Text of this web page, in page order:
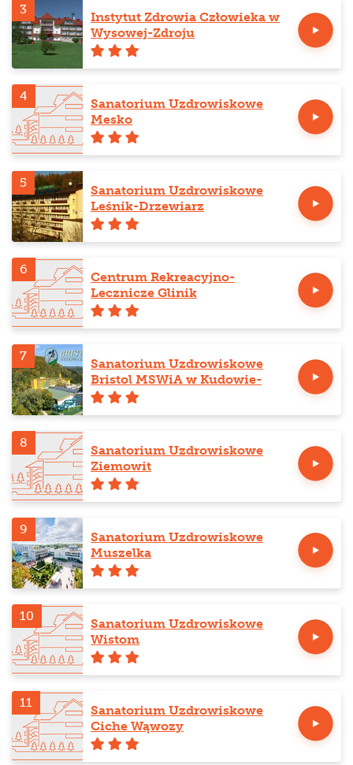
3
Instytut Zdrowia Człowieka w
Wysowej-Zdroju
4
Sanatorium Uzdrowiskowe
Mesko
5
Sanatorium Uzdrowiskowe
Leśnik-Drzewiarz
6
Centrum Rekreacyjno-
Lecznicze Glinik
7
Sanatorium Uzdrowiskowe
Bristol MSWiA w Kudowie-
Zdroju
8
Sanatorium Uzdrowiskowe
Ziemowit
9
Sanatorium Uzdrowiskowe
Muszelka
10
Sanatorium Uzdrowiskowe
Wistom
11
Sanatorium Uzdrowiskowe
Ciche Wąwozy